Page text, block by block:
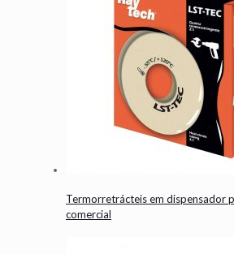
Termorretrácteis em dispensador
comercial